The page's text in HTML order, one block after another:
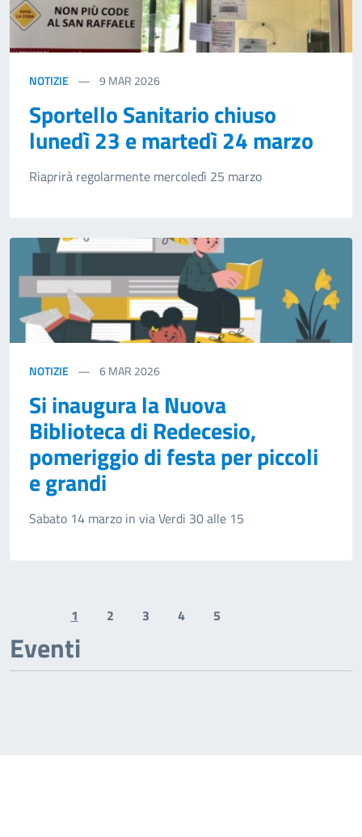
NOTIZIE 9 MAR 2026
Sportello Sanitario chiuso
lunedì 23 e martedì 24 marzo
Riaprirà regolarmente mercoledì 25 marzo
NOTIZIE 6MAR 2026
Si inaugura la Nuova
Biblioteca di Redecesio,
pomeriggio di festa per piccoli
e grandi
Sabato 14 marzo in via Verdi 30 alle 15
Previous page
1 2 3 4 5
Eventi